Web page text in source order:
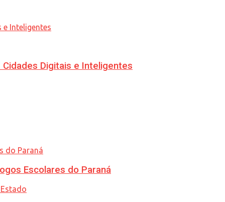
Digitais e Inteligentes
Escolares do Paraná